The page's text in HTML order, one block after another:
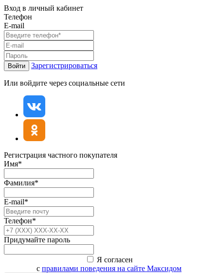
Вход в личный кабинет
Телефон
E-mail
Войти Зарегистрироваться
Или войдите через социальные сети
Регистрация частного покупателя
Имя*
Фамилия*
E-mail*
Телефон*
Придумайте пароль
Я согласен
с правилами поведения на сайте Максидом